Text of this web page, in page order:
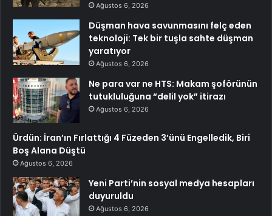
Ağustos 6, 2026
Düşman hava savunmasını felç eden
teknoloji: Tek bir tuşla sahte düşman
yaratıyor
Ağustos 6, 2026
Ne para var ne HTS: Makam şoförünün
tutukluluğuna “delil yok” itirazı
Ağustos 6, 2026
Ürdün: İran’ın Fırlattığı 4 Füzeden 3’ünü Engelledik, Biri
Boş Alana Düştü
Ağustos 6, 2026
Yeni Parti’nin sosyal medya hesapları
duyuruldu
Ağustos 6, 2026